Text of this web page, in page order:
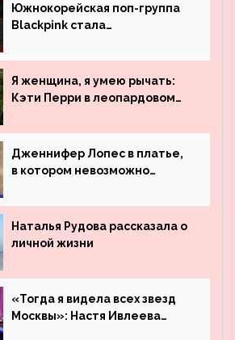
Южнокорейская поп-группа
Blackpink стала
просмотрам на YouTube. Они
обогнали даже Джастина
Бибера
Я женщина, я умею рычать:
Кэти Перри в леопардовом
Дженнифер Лопес в платье,
в котором невозможно
Наталья Рудова рассказала о
личной жизни
«Тогда я видела всех звезд
Москвы»: Настя Ивлеева